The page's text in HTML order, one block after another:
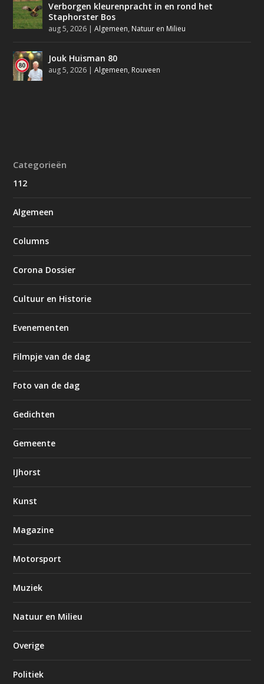
Verborgen kleurenpracht in en rond het
Staphorster Bos
aug 5, 2026 |Algemeen, Natuur en Milieu
Jouk Huisman 80
aug 5, 2026 |Algemeen, Rouveen
Categorieën
112
Algemeen
Columns
Corona Dossier
Cultuur en Historie
Evenementen
Filmpje van de dag
Foto van de dag
Gedichten
Gemeente
IJhorst
Kunst
Magazine
Motorsport
Muziek
Natuur en Milieu
Overige
Politiek